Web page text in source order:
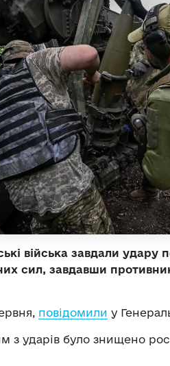
війська завдали
сил, завдавши
повідомили у
з ударів було знищено